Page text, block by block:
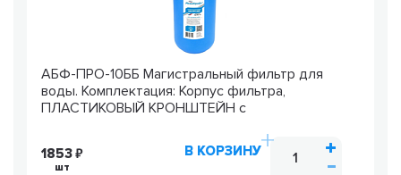
АБФ-ПРО-10ББ Магистральный фильтр для
воды. Комплектация: Корпус фильтра,
ПЛАСТИКОВЫЙ КРОНШТЕЙН с
1853
шт
В КОРЗИНУ